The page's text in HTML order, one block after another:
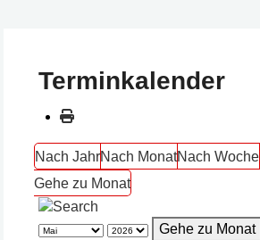
Terminkalender
Nach JahrNach MonatNach Woche
Gehe zu Monat
Gehe zu Monat